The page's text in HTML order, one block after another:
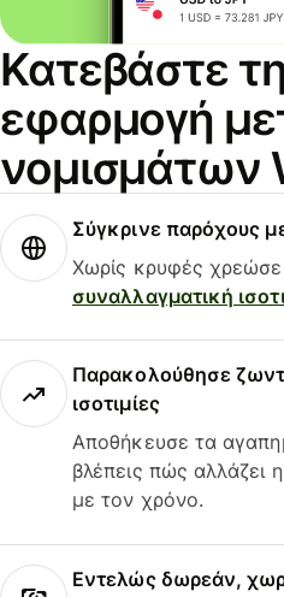
Κατεβάστε
εφαρμογή
νομισμάτων
Σύγκρινε παρόχους
Χωρίς κρυφές
συναλλαγματική
Παρακολούθησε
ισοτιμίες
Αποθήκευσε τα
βλέπεις πώς αλλάζει
με τον χρόνο.
Εντελώς δωρεάν,